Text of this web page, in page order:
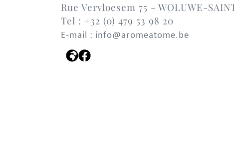
Rue Vervloesem 75 - WOLUWE-
Tel : +32 (0) 479 53 98 20
E-mail : info@aromeatome.be